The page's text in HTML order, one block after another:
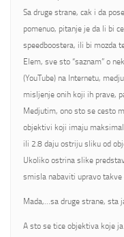
Sa druge strane, cak i da
pomenuo, pitanje je da li bi
speedboostera, ili bi mozda
Elem, sve sto “saznam” o
(YouTube) na Internetu,
misljenje onih koji ih prave,
Medjutim, ono sto se cesto
objektivi koji imaju
ili 2.8 daju ostriju sliku od
Ukoliko ostrina slike
smisla nabaviti upravo takve
Mada,…sa druge strane, sta
A sto se tice objektiva koje